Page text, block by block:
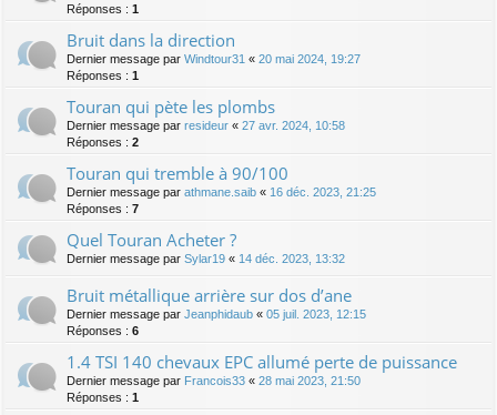
Réponses : 1
Bruit dans la direction
Dernier message par Windtour31 « 20 mai 2024, 19:27
Réponses : 1
Touran qui pète les plombs
Dernier message par resideur « 27 avr. 2024, 10:58
Réponses : 2
Touran qui tremble à 90/100
Dernier message par athmane.saib « 16 déc. 2023, 21:25
Réponses : 7
Quel Touran Acheter ?
Dernier message par Sylar19 « 14 déc. 2023, 13:32
Bruit métallique arrière sur dos d’ane
Dernier message par Jeanphidaub « 05 juil. 2023, 12:15
Réponses : 6
1.4 TSI 140 chevaux EPC allumé perte de puissance
Dernier message par Francois33 « 28 mai 2023, 21:50
Réponses : 1